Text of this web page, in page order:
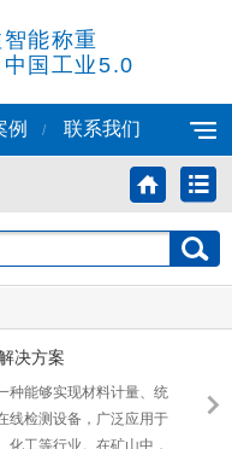
能称重
中国工业5.0
例 / 联系我们
决方案
种能够实现材料计量、统
线检测设备，广泛应用于
化工等行业。在矿山中，